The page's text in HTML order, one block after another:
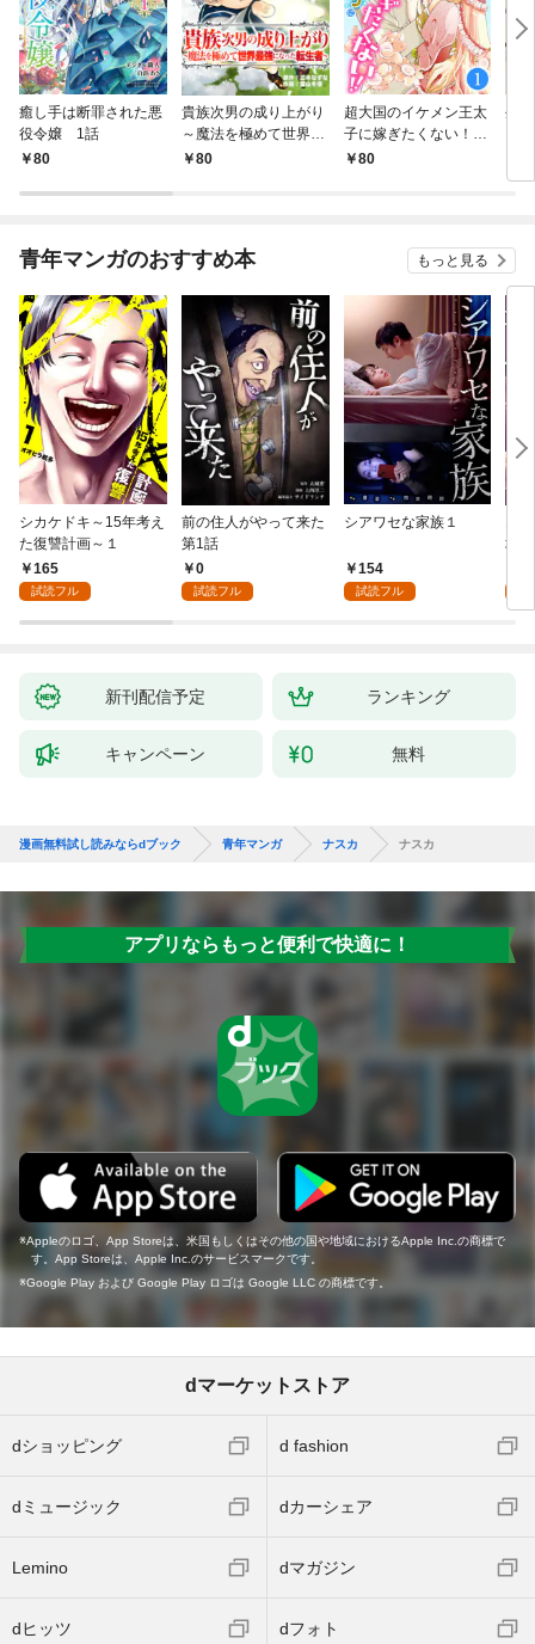
癒し手は断罪された悪
役令嬢 1話
80
貴族次男の成り上がり
～魔法を極めて世界最
強になった転生者～
80
超大国のイケメン王太
子に嫁ぎたくない！！
1話
80
生
パ
青年マンガのおすすめ本 もっと見る
シカケドキ～15年考え
た復讐計画～１
165
試読フル
前の住人がやって来た
第1話
0
試読フル
シアワセな家族１
154
試読フル
地
新刊配信予定 ランキング
キャンペーン 無料
漫画無料試し読みならdブック 青年マンガ ナスカ ナスカ
アプリならもっと便利で快適に！
Appleのロゴ、App Storeは、米国もしくはその他の国や地域におけるApple Inc.の商標で
す。App Storeは、Apple Inc.のサービスマークです。
Google Play および Google Play ロゴは Google LLC の商標です。
dマーケットストア
dショッピング d fashion
dミュージック dカーシェア
Lemino dマガジン
dヒッツ dフォト